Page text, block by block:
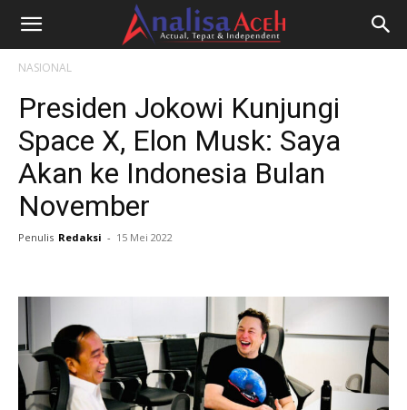
NASIONAL
Presiden Jokowi Kunjungi
Space X, Elon Musk: Saya
Akan ke Indonesia Bulan
November
Penulis Redaksi - 15 Mei 2022